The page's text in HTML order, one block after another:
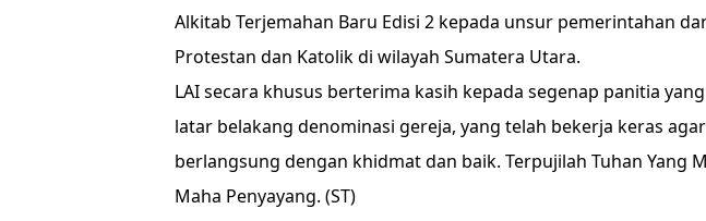
Alkitab Terjemahan Baru Edisi 2 kepada unsur pemerintahan
Protestan dan Katolik di wilayah Sumatera Utara.
LAI secara khusus berterima kasih kepada segenap panitia
latar belakang denominasi gereja, yang telah bekerja keras
berlangsung dengan khidmat dan baik. Terpujilah Tuhan Yang
Maha Penyayang. (ST)